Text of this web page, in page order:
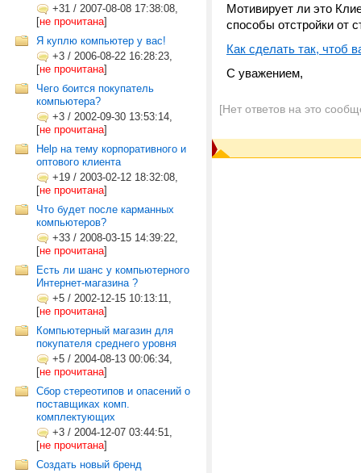
+31 / 2007-08-08 17:38:08,
[не прочитана]
Я куплю компьютер у вас!
+3 / 2006-08-22 16:28:23,
[не прочитана]
Чего боится покупатель
компьютера?
+3 / 2002-09-30 13:53:14,
[не прочитана]
Help на тему корпоративного и
оптового клиента
+19 / 2003-02-12 18:32:08,
[не прочитана]
Что будет после карманных
компьютеров?
+33 / 2008-03-15 14:39:22,
[не прочитана]
Есть ли шанс у компьютерного
Интернет-магазина ?
+5 / 2002-12-15 10:13:11,
[не прочитана]
Компьютерный магазин для
покупателя среднего уровня
+5 / 2004-08-13 00:06:34,
[не прочитана]
Сбор стереотипов и опасений о
поставщиках комп.
комплектующих
+3 / 2004-12-07 03:44:51,
[не прочитана]
Создать новый бренд
Мотивирует ли это
способы отстройки от
Как сделать так, чтоб
С уважением,
[Нет ответов на это